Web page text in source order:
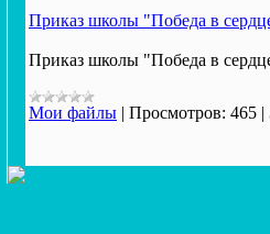
Приказ школы "Победа в
Приказ школы "Победа в
Мои файлы | Просмотров: 465 |